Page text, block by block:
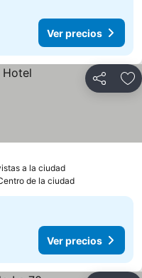
Ver precios
Compartir
a la ciudad
de la ciudad
Ver precios